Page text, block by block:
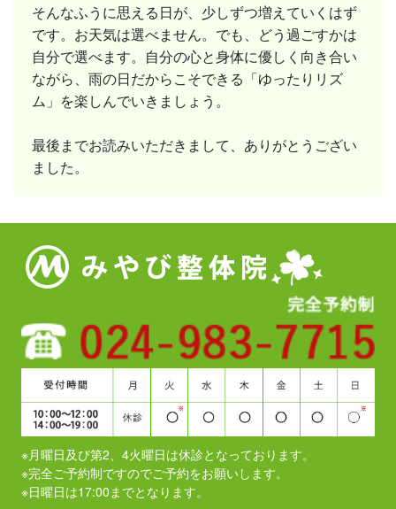
そんなふうに思える日が、少しずつ増えていくはず
です。お天気は選べません。でも、どう過ごすかは
自分で選べます。自分の心と身体に優しく向き合い
ながら、雨の日だからこそできる「ゆったりリズ
ム」を楽しんでいきましょう。
最後までお読みいただきまして、ありがとうござい
ました。
※月曜日及び第2、4火曜日は休診となっております。
​​​​​​​※完全ご予約制ですのでご予約をお願いします。
※日曜日は17:00までとなります。